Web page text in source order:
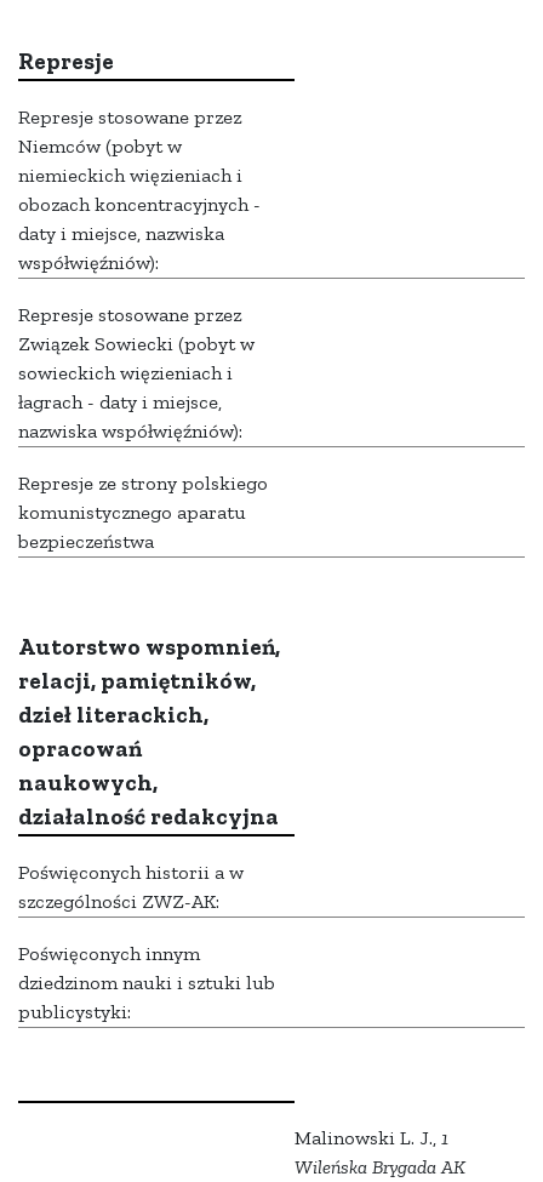
Represje
Represje stosowane przez
Niemców (pobyt w
niemieckich więzieniach i
obozach koncentracyjnych -
daty i miejsce, nazwiska
współwięźniów):
Represje stosowane przez
Związek Sowiecki (pobyt w
sowieckich więzieniach i
łagrach - daty i miejsce,
nazwiska współwięźniów):
Represje ze strony polskiego
komunistycznego aparatu
bezpieczeństwa
Autorstwo wspomnień,
relacji, pamiętników,
dzieł literackich,
opracowań
naukowych,
działalność redakcyjna
Poświęconych historii a w
szczególności ZWZ-AK:
Poświęconych innym
dziedzinom nauki i sztuki lub
publicystyki:
Malinowski L. J., 1
Wileńska Brygada AK